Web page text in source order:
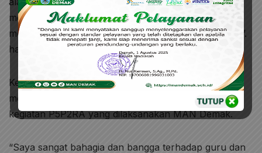
menyehatkan udara. Selain itu kegiatan ini dapat
mengarahkan peserta didik untuk bisa berwirausaha”.
harapnya.
Kepala MAN Demak, Drs.H. Syaefudin, M.Pd. juga
menyampaikan rasa bangganya terhadap progres
kegiatan P5P2RA yang dilaksanakan MAN Demak.
“Saya sangat bahagia dan bangga terhadap guru dan